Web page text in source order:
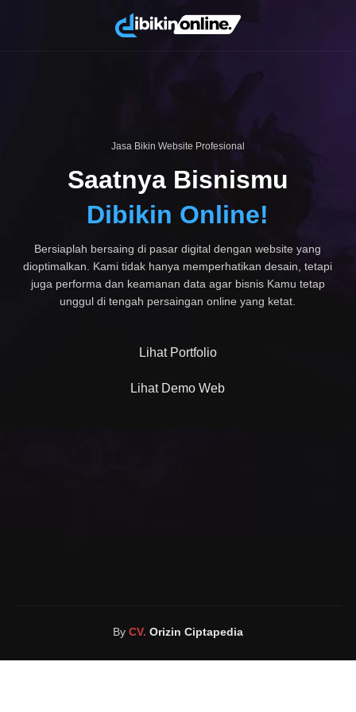
Jasa Bikin Website Profesional
Saatnya Bisnismu
Dibikin Online!
Bersiaplah bersaing di pasar digital dengan website yang
dioptimalkan. Kami tidak hanya memperhatikan desain, tetapi
juga performa dan keamanan data agar bisnis Kamu tetap
unggul di tengah persaingan online yang ketat.
Lihat Portfolio
Lihat Demo Web
By CV. Orizin Ciptapedia